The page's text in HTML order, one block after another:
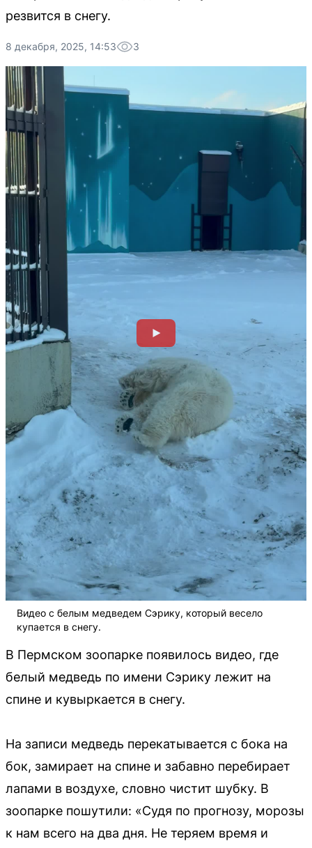
резвится в снегу.
8 декабря, 2025, 14:53 3
Видео с белым медведем Сэрику, который весело
купается в снегу.
В Пермском зоопарке появилось видео, где
белый медведь по имени Сэрику лежит на
спине и кувыркается в снегу.
На записи медведь перекатывается с бока на
бок, замирает на спине и забавно перебирает
лапами в воздухе, словно чистит шубку. В
зоопарке пошутили: «Судя по прогнозу, морозы
к нам всего на два дня. Не теряем время и